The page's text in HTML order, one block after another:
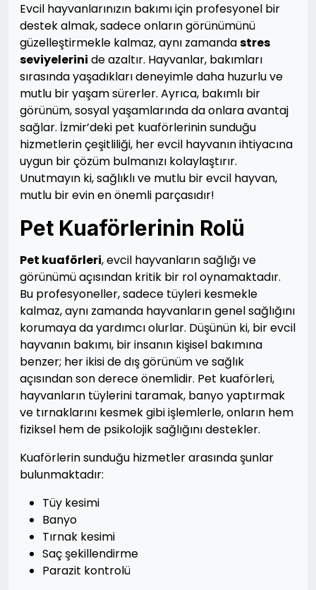
Evcil hayvanlarınızın bakımı için profesyonel bir
destek almak, sadece onların görünümünü
güzelleştirmekle kalmaz, aynı zamandastres
seviyelerini de azaltır. Hayvanlar, bakımları
sırasında yaşadıkları deneyimle daha huzurlu ve
mutlu bir yaşam sürerler. Ayrıca, bakımlı bir
görünüm, sosyal yaşamlarında da onlara avantaj
sağlar. İzmir’deki pet kuaförlerinin sunduğu
hizmetlerin çeşitliliği, her evcil hayvanın ihtiyacına
uygun bir çözüm bulmanızı kolaylaştırır.
Unutmayın ki, sağlıklı ve mutlu bir evcil hayvan,
mutlu bir evin en önemli parçasıdır!
Pet Kuaförlerinin Rolü
Pet kuaförleri, evcil hayvanların sağlığı ve
görünümü açısından kritik bir rol oynamaktadır.
Bu profesyoneller, sadece tüyleri kesmekle
kalmaz, aynı zamanda hayvanların genel sağlığını
korumaya da yardımcı olurlar. Düşünün ki, bir evcil
hayvanın bakımı, bir insanın kişisel bakımına
benzer; her ikisi de dış görünüm ve sağlık
açısından son derece önemlidir. Pet kuaförleri,
hayvanların tüylerini taramak, banyo yaptırmak
ve tırnaklarını kesmek gibi işlemlerle, onların hem
fiziksel hem de psikolojik sağlığını destekler.
Kuaförlerin sunduğu hizmetler arasında şunlar
bulunmaktadır:
Tüy kesimi
Banyo
Tırnak kesimi
Saç şekillendirme
Parazit kontrolü